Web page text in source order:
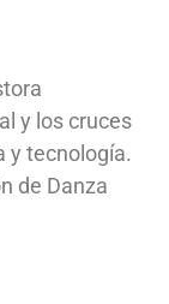
y los cruces
y tecnología.
de Danza